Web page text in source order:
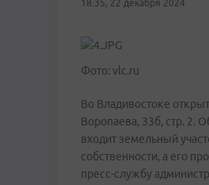
18:35, 22 декабря 2024
Фото: vlc.ru
Во Владивостоке
Воропаева, 33б, стр. 2.
входит земельный
собственности, а его
пресс-службу